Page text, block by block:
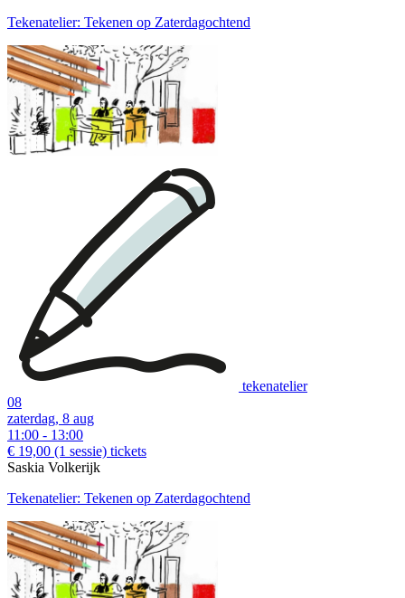
Tekenatelier: Tekenen op Zaterdagochtend
tekenatelier
08
zaterdag, 8 aug
11:00 - 13:00
€ 19,00 (1 sessie) tickets
Saskia Volkerijk
Tekenatelier: Tekenen op Zaterdagochtend